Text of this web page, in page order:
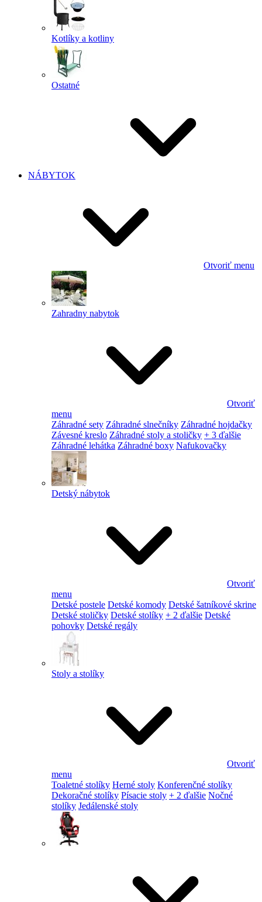
Kotlíky a kotliny
Ostatné
NÁBYTOK
Otvoriť menu
Zahradny nabytok
Otvoriť
menu
Záhradné sety Záhradné slnečníky Záhradné hojdačky
Závesné kreslo Záhradné stoly a stoličky + 3 ďalšie
Záhradné lehátka Záhradné boxy Nafukovačky
Detský nábytok
Otvoriť
menu
Detské postele Detské komody Detské šatníkové skrine
Detské stoličky Detské stolíky + 2 ďalšie Detské
pohovky Detské regály
Stoly a stolíky
Otvoriť
menu
Toaletné stolíky Herné stoly Konferenčné stolíky
Dekoračné stolíky Písacie stoly + 2 ďalšie Nočné
stolíky Jedálenské stoly